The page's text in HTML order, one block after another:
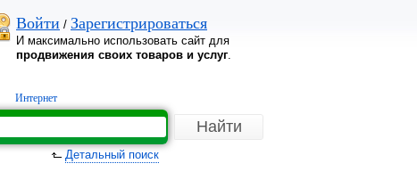
Войти / Зарегистрироваться
И максимально использовать сайт для
продвижения своих товаров и услуг.
Интернет
Детальный поиск